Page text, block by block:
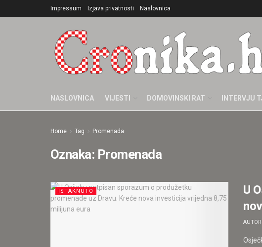
Impressum Izjava privatnosti Naslovnica
NASLOVNICA VIJESTI DOMOVINSKI RAT INTERVJU
Home Tag Promenada
Oznaka: Promenada
ISTAKNUTO
U
AUTOR